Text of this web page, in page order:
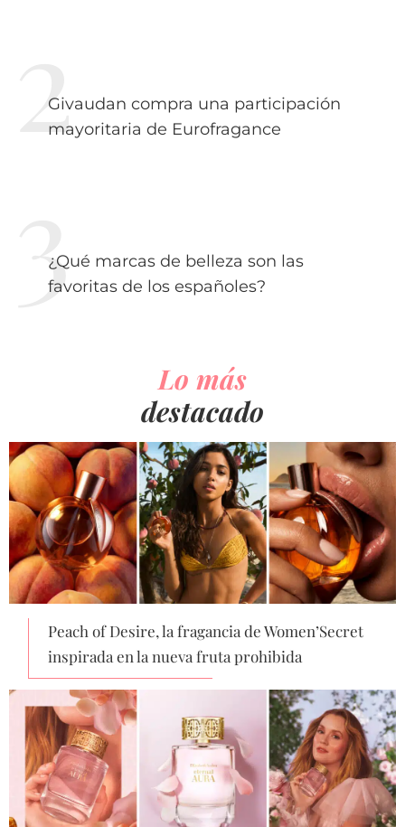
Givaudan compra una participación
mayoritaria de Eurofragance
¿Qué marcas de belleza son las
favoritas de los españoles?
Lo más
destacado
Peach of Desire, la fragancia de Women’Secret
inspirada en la nueva fruta prohibida